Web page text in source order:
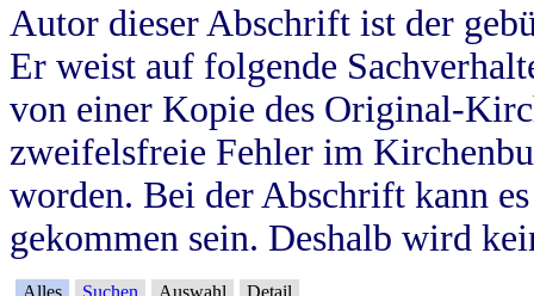
Autor dieser Abschrift ist der
Er weist auf folgende
von einer Kopie des Original-
zweifelsfreie Fehler im
worden. Bei der Abschrift kann
gekommen sein. Deshalb wird
Alles Suchen Auswahl Detail